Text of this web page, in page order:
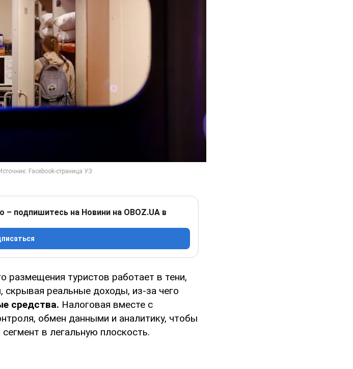
– подпишитесь на Новини на OBOZ.UA в
размещения туристов работает в тени,
реальные доходы, из-за чего
средства. Налоговая вместе с
обмен данными и аналитику, чтобы
в легальную плоскость.